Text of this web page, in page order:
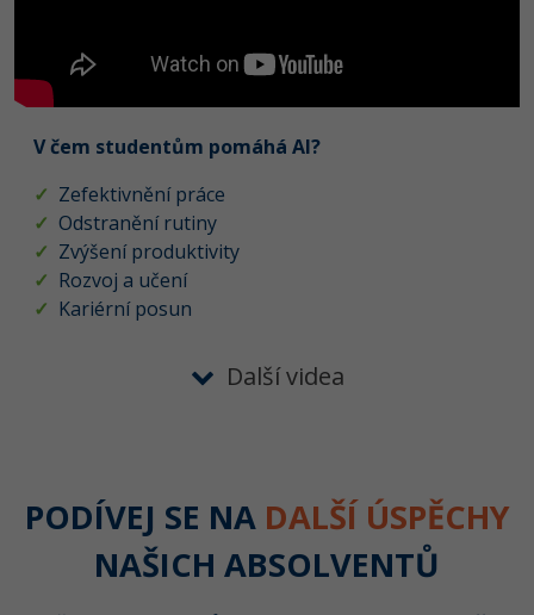
V čem studentům pomáhá AI?
✓ Zefektivnění práce
✓ Odstranění rutiny
✓ Zvýšení produktivity
✓ Rozvoj a učení
✓ Kariérní posun
Další videa
PODÍVEJ SE NA DALŠÍ ÚSPĚCHY
NAŠICH ABSOLVENTŮ